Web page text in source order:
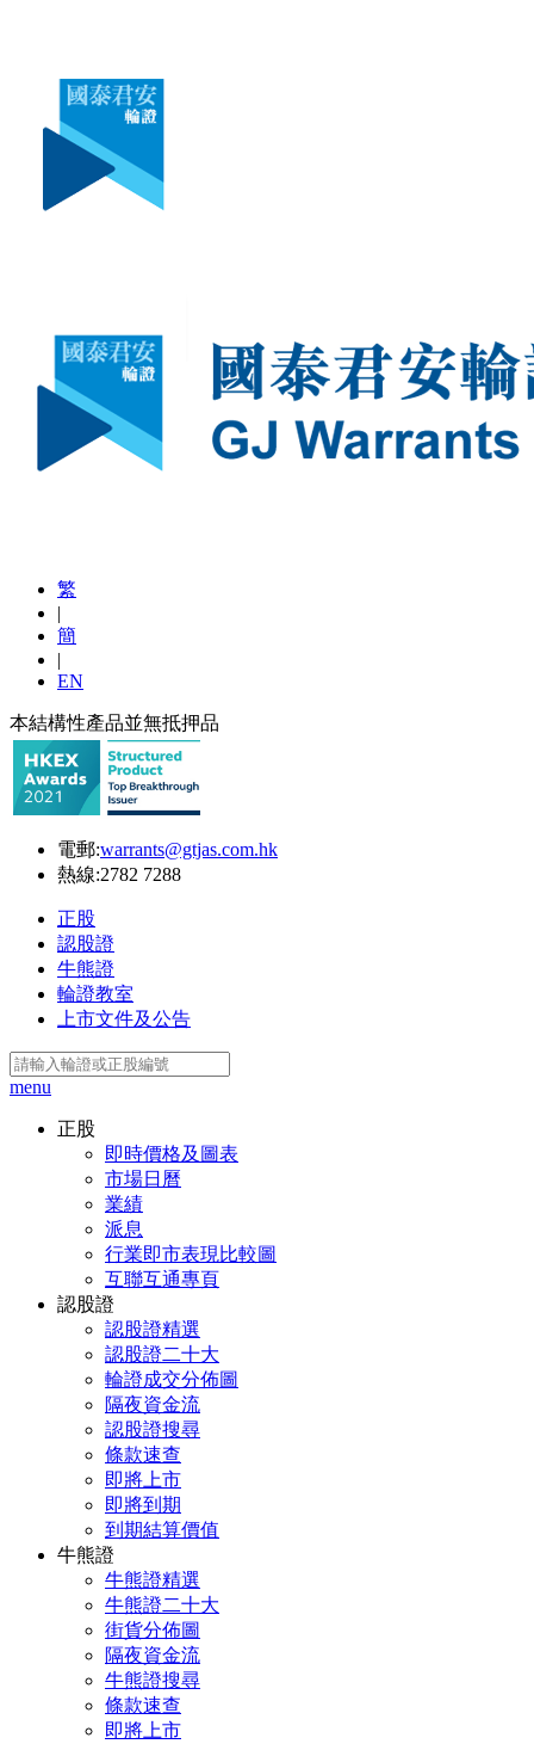
繁
|
簡
|
EN
本結構性產品並無抵押品
電郵:warrants@gtjas.com.hk
熱線:2782 7288
正股
認股證
牛熊證
輪證教室
上市文件及公告
menu
正股
即時價格及圖表
市場日曆
業績
派息
行業即市表現比較圖
互聯互通專頁
認股證
認股證精選
認股證二十大
輪證成交分佈圖
隔夜資金流
認股證搜尋
條款速查
即將上市
即將到期
到期結算價值
牛熊證
牛熊證精選
牛熊證二十大
街貨分佈圖
隔夜資金流
牛熊證搜尋
條款速查
即將上市